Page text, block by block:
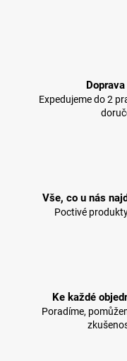
Expedujeme do 2
Vše, co u nás
Poctivé
Ke každé
Poradíme,